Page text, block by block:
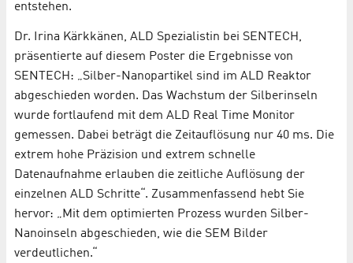
entstehen.
Dr. Irina Kärkkänen, ALD Spezialistin bei SENTECH,
präsentierte auf diesem Poster die Ergebnisse von
SENTECH: „Silber-Nanopartikel sind im ALD Reaktor
abgeschieden worden. Das Wachstum der Silberinseln
wurde fortlaufend mit dem ALD Real Time Monitor
gemessen. Dabei beträgt die Zeitauflösung nur 40 ms. Die
extrem hohe Präzision und extrem schnelle
Datenaufnahme erlauben die zeitliche Auflösung der
einzelnen ALD Schritte“. Zusammenfassend hebt Sie
hervor: „Mit dem optimierten Prozess wurden Silber-
Nanoinseln abgeschieden, wie die SEM Bilder
verdeutlichen.“